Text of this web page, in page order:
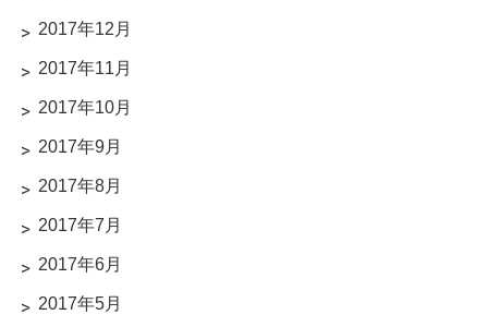
2017年12月
2017年11月
2017年10月
2017年9月
2017年8月
2017年7月
2017年6月
2017年5月